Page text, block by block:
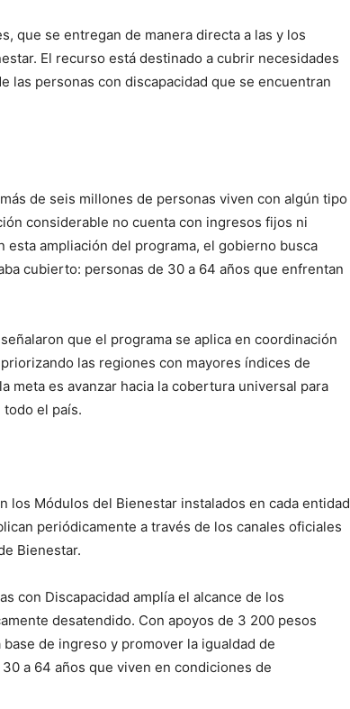
que se entregan de manera directa a las y los
El recurso está destinado a cubrir necesidades
las personas con discapacidad que se encuentran
de seis millones de personas viven con algún tipo
considerable no cuenta con ingresos fijos ni
ampliación del programa, el gobierno busca
cubierto: personas de 30 a 64 años que enfrentan
que el programa se aplica en coordinación
las regiones con mayores índices de
meta es avanzar hacia la cobertura universal para
el país.
los Módulos del Bienestar instalados en cada entidad
periódicamente a través de los canales oficiales
Bienestar.
con Discapacidad amplía el alcance de los
desatendido. Con apoyos de 3 200 pesos
de ingreso y promover la igualdad de
a 64 años que viven en condiciones de